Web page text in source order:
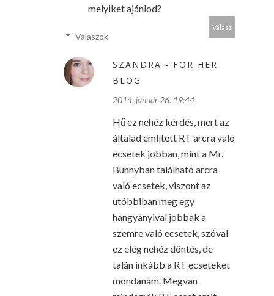
melyiket ajánlod?
Válasz
Válaszok
SZANDRA - FOR HER
BLOG
2014. január 26. 19:44
Hű ez nehéz kérdés, mert az
általad említett RT arcra való
ecsetek jobban, mint a Mr.
Bunnyban található arcra
való ecsetek, viszont az
utóbbiban meg egy
hangyányival jobbak a
szemre való ecsetek, szóval
ez elég nehéz döntés, de
talán inkább a RT ecseteket
mondanám. Megvan